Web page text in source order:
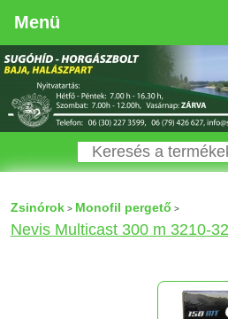
Menü
Zsinórok> Monofil pergető >
Nevis Multicast 300 m 3210-